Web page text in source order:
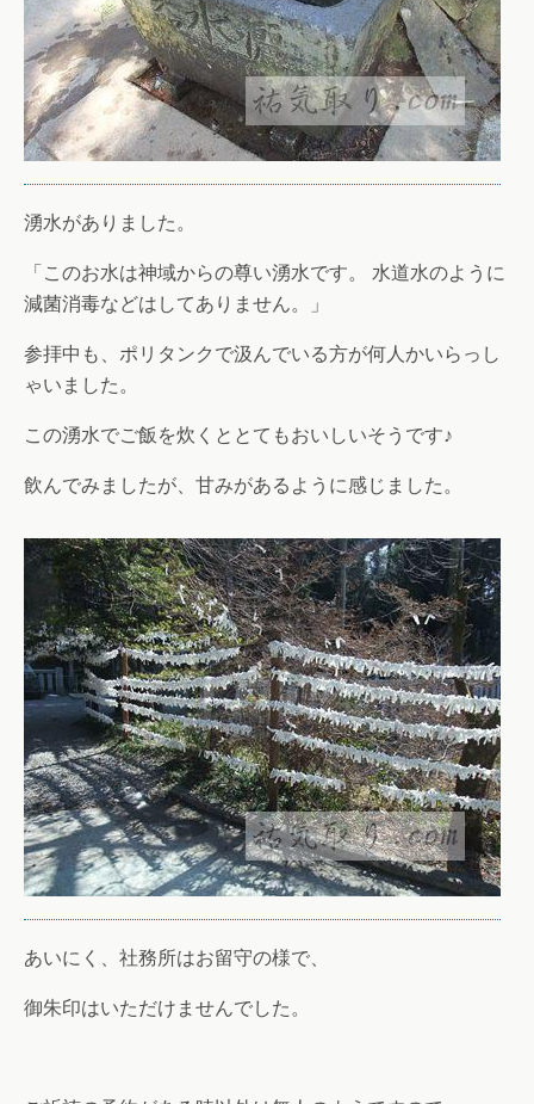
湧水がありました。
「このお水は神域からの尊い湧水です。 水道水のように
減菌消毒などはしてありません。」
参拝中も、ポリタンクで汲んでいる方が何人かいらっし
ゃいました。
この湧水でご飯を炊くととてもおいしいそうです♪
飲んでみましたが、甘みがあるように感じました。
あいにく、社務所はお留守の様で、
御朱印はいただけませんでした。